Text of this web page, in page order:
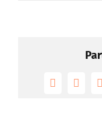
FacebookTwitter